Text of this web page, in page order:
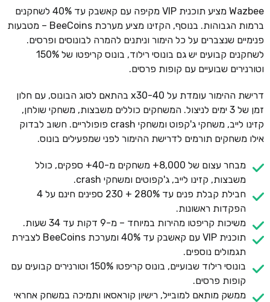
Wazbee מציע תוכנית VIP מקיפה עם קאשבק עד 40% לשחקנים
ברמות הגבוהות. בנוסף, הקזינו מציע מערכת BeeCoins – מטבעות
פנימיים שנצברים על כל הימור וניתנים להמרה לבונוסים ופרסים.
לשחקנים קבועים יש גם בונוסי רילוד, בונוס קריפטו של 150%
וטורנירים שבועיים עם קופות פרסים.
דרישת ההימור עומדת על x30-40 בהתאם לסוג הבונוס, עם חלון
זמן של 3 ימים לניצול. המשחקים כוללים משבצות, משחקי שולחן,
קזינו לייב, משחקי ג'קפוט ומשחקי crash פופולריים. חשוב לבדוק
אילו משחקים תורמים לדרישת ההימור לפני שמפעילים בונוס.
מבחר עצום של 8,000+ משחקים מ-40+ ספקים, כולל
משבצות, קזינו לייב, ג'קפוטים ומשחקי crash.
חבילת קבלת פנים עד 280% + 230 ספינים חינם על 4
הפקדות ראשונות.
משיכות קריפטו מהירות במיוחד – מ-9 דקות עד 34 שעות.
תוכנית VIP עם קאשבק עד 40% ומערכת BeeCoins לצבירת
תגמולים נוספים.
בונוסי רילוד שבועיים, בונוס קריפטו 150% וטורנירים קבועים עם
קופות פרסים.
ממשק מותאם למובייל, רישיון קוראסאו ותמיכה במשחק אחראי